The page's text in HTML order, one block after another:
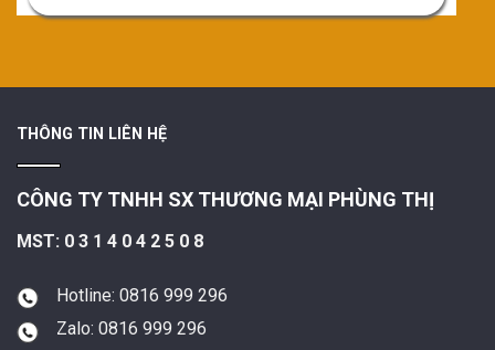
THÔNG TIN LIÊN HỆ
CÔNG TY TNHH SX THƯƠNG MẠI PHÙNG THỊ
MST: 0 3 1 4 0 4 2 5 0 8
Hotline: 0816 999 296
Zalo: 0816 999 296